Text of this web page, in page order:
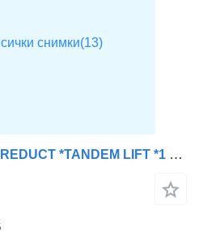
Volvo FH 540 *6x4 *HUB REDUCT *TANDEM LIFT *1 x OWNER